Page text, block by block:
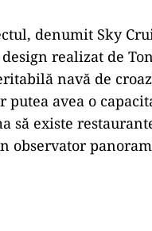
denumit Sky
realizat de
navă de
avea o
să existe
observator